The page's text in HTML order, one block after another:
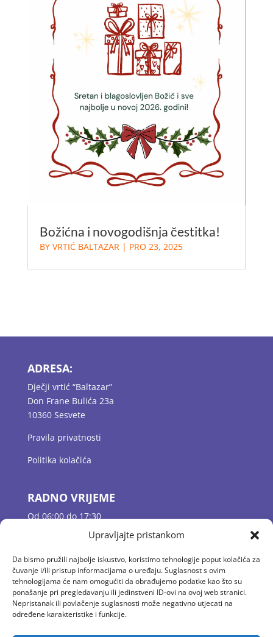
Upravljajte pristankom
Da bismo pružili najbolje iskustvo, koristimo tehnologije poput kolačića za
čuvanje i/ili pristup informacijama o uređaju. Suglasnost s ovim
tehnologijama će nam omogućiti da obrađujemo podatke kao što su
ponašanje pri pregledavanju ili jedinstveni ID-ovi na ovoj web stranici.
Nepristanak ili povlačenje suglasnosti može negativno utjecati na
određene karakteristike i funkcije.
Božićna i novogodišnja čestitka!
BY VRTIĆ BALTAZAR | PRO 23, 2025
ADRESA:
Dječji vrtić “Baltazar”
Don Frane Bulića 23a
10360 Sesvete
Pravila privatnosti
Politika kolačića
RADNO VRIJEME
Od 06:00 do 17:30
Jutarnje dežurstvo 06:00 – 07:30
Odgojne skupine 07:30 – 16:30
Popodnevno dežurstvo 16:30 – 17:30
KONTAKT
E-mail: vrtic.baltazar@gmail.com